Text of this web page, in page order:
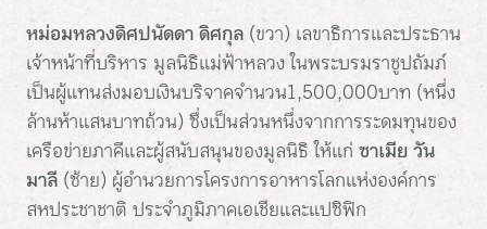
หม่อมหลวงดิศปนัดดา ดิศกุล(ขวา) เลขาธิการและประธาน
เจ้าหน้าที่บริหาร มูลนิธิแม่ฟ้าหลวง ในพระบรมราชูปถัมภ์
เป็นผู้แทนส่งมอบเงินบริจาคจำนวน 1,500,000 บาท (หนึ่ง
ล้านห้าแสนบาทถ้วน) ซึ่งเป็นส่วนหนึ่งจากการระดมทุนของ
เครือข่ายภาคีและผู้สนับสนุนของมูลนิธิ ให้แก่ซาเมีย วัน
มาลี(ซ้าย) ผู้อำนวยการโครงการอาหารโลกแห่งองค์การ
สหประชาชาติ ประจำภูมิภาคเอเชียและแปซิฟิก